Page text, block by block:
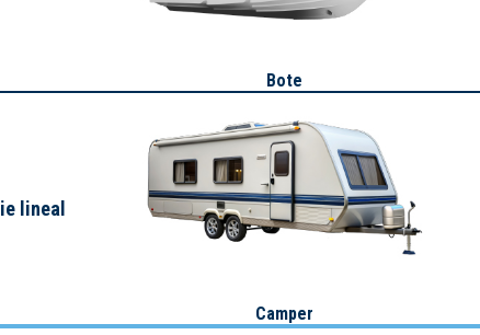
Bote
lineal
Camper